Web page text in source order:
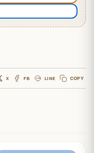
X FB LINE COPY